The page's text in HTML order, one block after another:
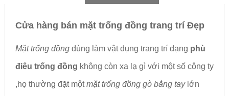
Cửa hàng bán mặt trống đồng trang trí Đẹp
Mặt trống đồngdùng làm vật dụng trang trí dạng phù
điêu trống đồng không còn xa lạ gì với một số công ty
,họ thường đặt mộtmặt trống đồng gò bằng taylớn